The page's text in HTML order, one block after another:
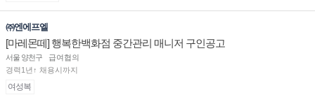
㈜엔에프엘
[마레몬떼] 행복한백화점 중간관리 매니저 구인공고
서울 양천구
급여협의
경력1년↑ 채용시까지
여성복